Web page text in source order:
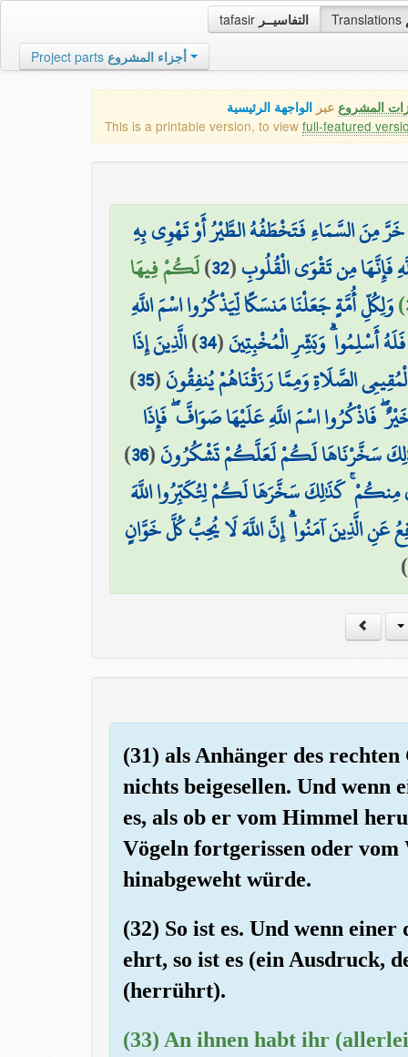
tafasir التفاسيــر Translations
Project parts أجزاء المشروع
المشروع عبر الواجهة الرئيسية
This is a printable version, to view full-featured
مِنَ السَّمَاءِ فَتَخْطَفُهُ الطَّيْرُ أَوْ تَهْوِي بِهِ
فَإِنَّهَا مِن تَقْوَى الْقُلُوبِ(
32
)لَكُمْ فِيهَا
وَلِكُلِّ أُمَّةٍ جَعَلْنَا مَنسَكًا لِّيَذْكُرُوا اسْمَ اللَّهِ
أَسْلِمُوا ۗ وَبَشِّرِ الْمُخْبِتِينَ(
34
)الَّذِينَ إِذَا
الصَّلَاةِ وَمِمَّا رَزَقْنَاهُمْ يُنفِقُونَ(
35
)
فَاذْكُرُوا اسْمَ اللَّهِ عَلَيْهَا صَوَافَّ ۖ فَإِذَا
كَذَٰلِكَ سَخَّرْنَاهَا لَكُمْ لَعَلَّكُمْ تَشْكُرُونَ(
36
)
مِنكُمْ ۚ كَذَٰلِكَ سَخَّرَهَا لَكُمْ لِتُكَبِّرُوا اللَّهَ
عَنِ الَّذِينَ آمَنُوا ۗ إِنَّ اللَّهَ لَا يُحِبُّ كُلَّ خَوَّانٍ
)
(31) als Anhänger des
nichts beigesellen. Und wenn
es, als ob er vom Himmel
Vögeln fortgerissen oder
hinabgeweht würde.
(32) So ist es. Und wenn
ehrt, so ist es (ein Ausdruck,
(herrührt).
(33) An ihnen habt ihr